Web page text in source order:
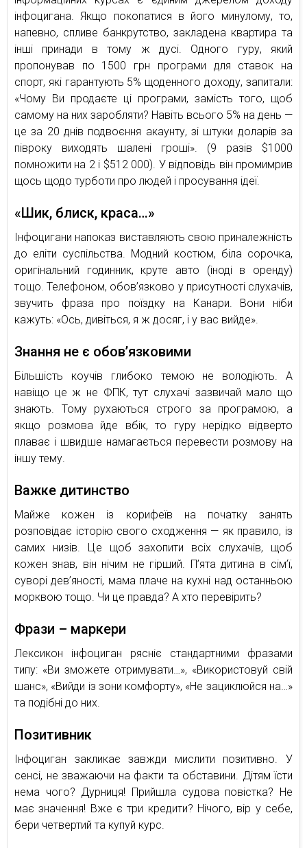
інфоцигана. Якщо покопатися в його минулому, то,
напевно, спливе банкрутство, закладена квартира та
інші принади в тому ж дусі. Одного гуру, який
пропонував по 1500 грн програми для ставок на
спорт, які гарантують 5% щоденного доходу, запитали:
«Чому Ви продаєте ці програми, замість того, щоб
самому на них заробляти? Навіть всього 5% на день —
це за 20 днів подвоєння акаунту, зі штуки доларів за
півроку виходять шалені гроші». (9 разів $1000
помножити на 2 і $512 000). У відповідь він промимрив
щось щодо турботи про людей і просування ідеї.
«Шик, блиск, краса…»
Інфоцигани напоказ виставляють свою приналежність
до еліти суспільства. Модний костюм, біла сорочка,
оригінальний годинник, круте авто (іноді в оренду)
тощо. Телефоном, обов’язково у присутності слухачів,
звучить фраза про поїздку на Канари. Вони ніби
кажуть: «Ось, дивіться, я ж досяг, і у вас вийде».
Знання не є обов’язковими
Більшість коучів глибоко темою не володіють. А
навіщо це ж не ФПК, тут слухачі зазвичай мало що
знають. Тому рухаються строго за програмою, а
якщо розмова йде вбік, то гуру нерідко відверто
плаває і швидше намагається перевести розмову на
іншу тему.
Важке дитинство
Майже кожен із корифеїв на початку занять
розповідає історію свого сходження — як правило, із
самих низів. Це щоб захопити всіх слухачів, щоб
кожен знав, він нічим не гірший. П’ята дитина в сім’ї,
суворі дев’яності, мама плаче на кухні над останньою
морквою тощо. Чи це правда? А хто перевірить?
Фрази – маркери
Лексикон інфоциган рясніє стандартними фразами
типу: «Ви зможете отримувати…», «Використовуй свій
шанс», «Вийди із зони комфорту», «Не зациклюйся на…»
та подібні до них.
Позитивник
Інфоциган закликає завжди мислити позитивно. У
сенсі, не зважаючи на факти та обставини. Дітям їсти
нема чого? Дурниця! Прийшла судова повістка? Не
має значення! Вже є три кредити? Нічого, вір у себе,
бери четвертий та купуй курс.